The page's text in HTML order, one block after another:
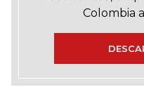
Colombia